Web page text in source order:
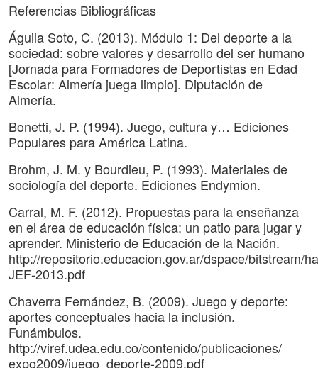
Referencias Bibliográficas
Águila Soto, C. (2013). Módulo 1: Del deporte a la
sociedad: sobre valores y desarrollo del ser humano
[Jornada para Formadores de Deportistas en Edad
Escolar: Almería juega limpio]. Diputación de
Almería.
Bonetti, J. P. (1994). Juego, cultura y… Ediciones
Populares para América Latina.
Brohm, J. M. y Bourdieu, P. (1993). Materiales de
sociología del deporte. Ediciones Endymion.
Carral, M. F. (2012). Propuestas para la enseñanza
en el área de educación física: un patio para jugar y
aprender. Ministerio de Educación de la Nación.
http://repositorio.educacion.gov.ar/dspace/bitstream/
JEF-2013.pdf
Chaverra Fernández, B. (2009). Juego y deporte:
aportes conceptuales hacia la inclusión.
Funámbulos.
http://viref.udea.edu.co/contenido/publicaciones/
expo2009/juego_deporte-2009.pdf